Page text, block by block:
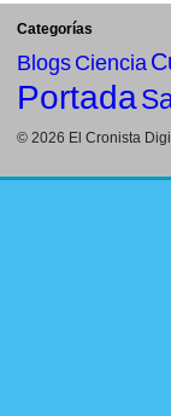
Categorías
BlogsCiencia
Portada
© 2026 El Cronista